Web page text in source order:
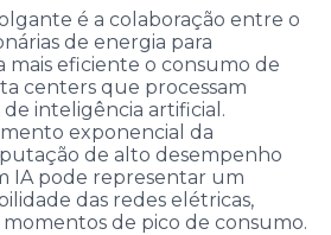
é a colaboração entre o
de energia para
mais eficiente o consumo de
centers que processam
inteligência artificial.
exponencial da
de alto desempenho
IA pode representar um
das redes elétricas,
de pico de consumo.